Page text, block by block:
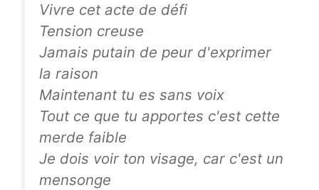
Vivre cet acte de défi
Tension creuse
Jamais putain de peur d'exprimer
la raison
Maintenant tu es sans voix
Tout ce que tu apportes c'est cette
merde faible
Je dois voir ton visage, car c'est un
mensonge